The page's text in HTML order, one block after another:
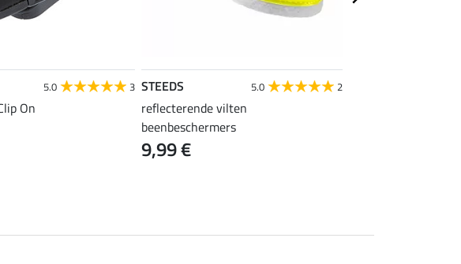
5.0 3
On
STEEDS 5.0 2
reflecterende vilten
beenbeschermers
9,99 €